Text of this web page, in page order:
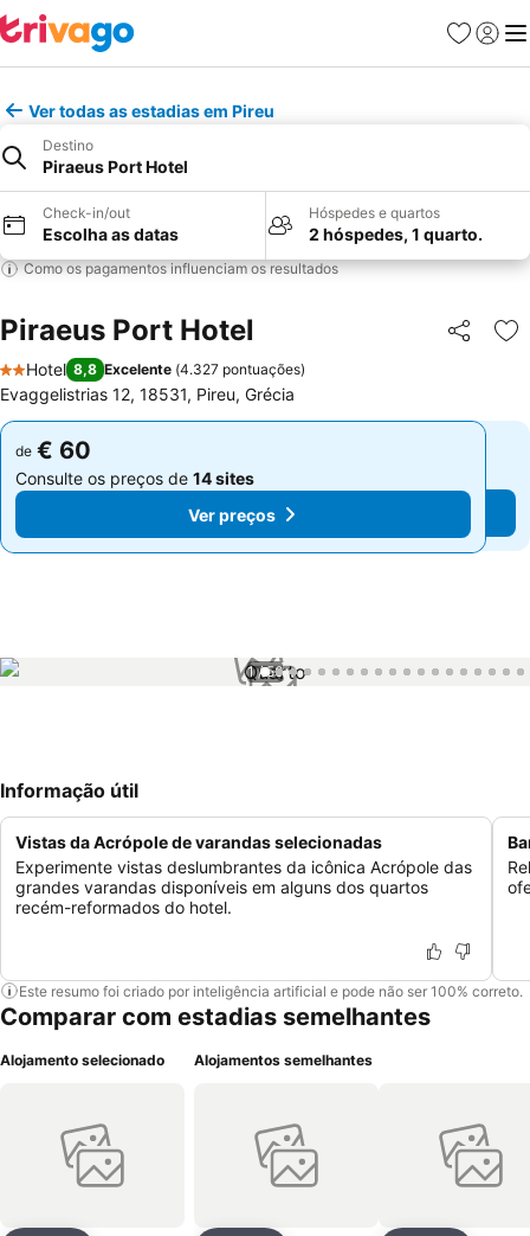
Favoritos
Iniciar
Ver todas as estadias em Pireu
Destino
Piraeus Port Hotel
Check-in/out
Escolha as datas
Hóspedes e quartos
2 hóspedes, 1 quarto.
Como os pagamentos influenciam os resultados
Piraeus Port Hotel Partilhar
2 Estrelas
Hotel 8,8 Excelente (4.327 pontuações)
Evaggelistrias 12, 18531, Pireu, Grécia
de € 60
Consulte os preços de 14 sites
Ver preços
de € 60
Consulte os preços de 14 sites
Ver preços
1 / 56
Informação útil
Vistas da Acrópole de varandas selecionadas
Experimente vistas deslumbrantes da icônica Acrópole das
grandes varandas disponíveis em alguns dos quartos
recém-reformados do hotel.
Este resumo foi criado por inteligência artificial e pode não ser 100% correto.
Comparar com estadias semelhantes
Alojamento selecionado Alojamentos semelhantes